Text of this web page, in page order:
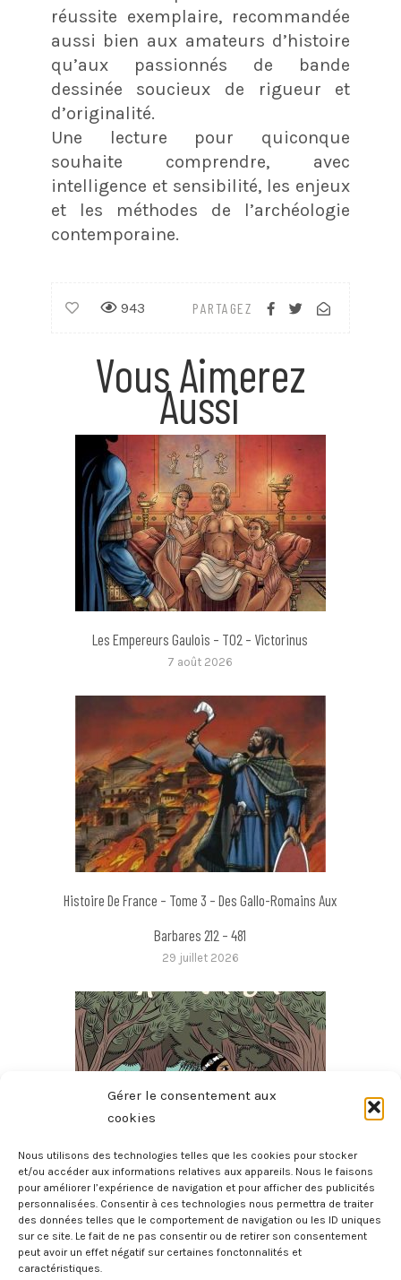
Gérer le consentement aux
cookies
Nous utilisons des technologies telles que les cookies pour stocker
et/ou accéder aux informations relatives aux appareils. Nous le faisons
pour améliorer l’expérience de navigation et pour afficher des publicités
personnalisées. Consentir à ces technologies nous permettra de traiter
des données telles que le comportement de navigation ou les ID uniques
sur ce site. Le fait de ne pas consentir ou de retirer son consentement
peut avoir un effet négatif sur certaines fonctonnalités et
caractéristiques.
réussite exemplaire, recommandée
aussi bien aux amateurs d’histoire
qu’aux passionnés de bande
dessinée soucieux de rigueur et
d’originalité.
Une lecture pour quiconque
souhaite comprendre, avec
intelligence et sensibilité, les enjeux
et les méthodes de l’archéologie
contemporaine.
PARTAGEZ
943
Vous Aimerez
Aussi
Les Empereurs Gaulois – T02 – Victorinus
7 août 2026
Histoire De France – Tome 3 – Des Gallo-Romains Aux
Barbares 212 – 481
29 juillet 2026
La Mythologie En BD – Gilgamesh
27 juillet 2026